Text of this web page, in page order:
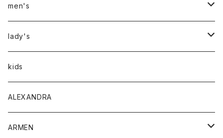
men's
アウター
トップス
Tシャツ
シャツ
ボトムス
lady's
アウター
トップス
Tシャツ・カットソー
ボトムス
kids
ALEXANDRA
ARMEN